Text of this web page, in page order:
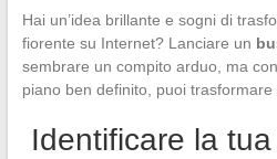
Hai un’idea brillante e sogni di
fiorente su Internet? Lanciare un
sembrare un compito arduo, ma
piano ben definito, puoi trasformare
Identificare la